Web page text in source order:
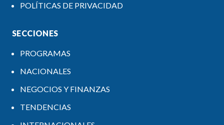
POLÍTICAS DE PRIVACIDAD
SECCIONES
PROGRAMAS
NACIONALES
NEGOCIOS Y FINANZAS
TENDENCIAS